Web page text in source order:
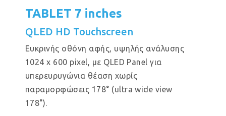
TABLET 7 inches
QLED HD Touchscreen
Ευκρινής οθόνη αφής, υψηλής ανάλυσης
1024 x 600 pixel, με QLED Panel για
υπερευρυγώνια θέαση χωρίς
παραμορφώσεις 178° (ultra wide view
178°).